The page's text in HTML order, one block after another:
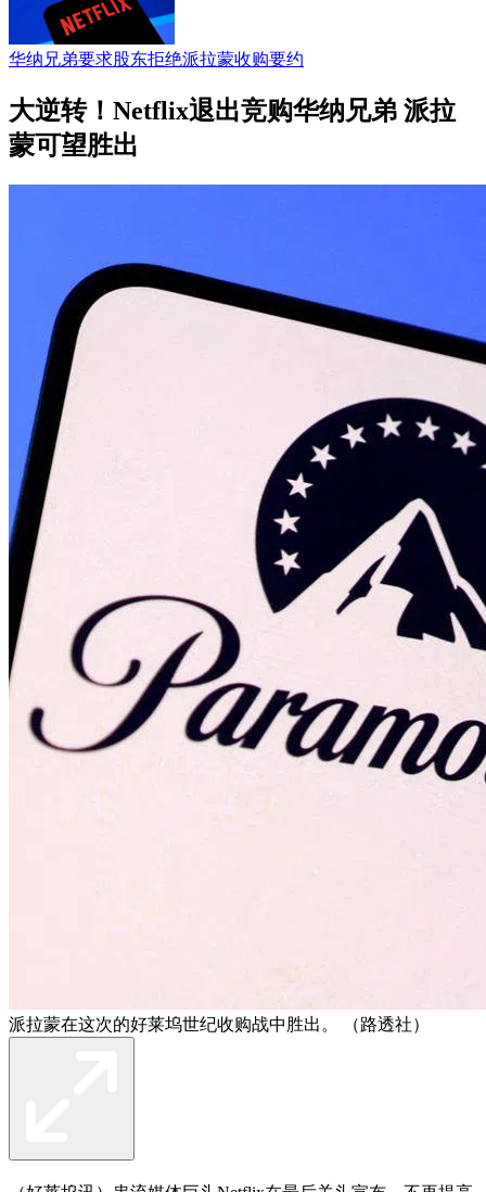
华纳兄弟要求股东拒绝派拉蒙收购要约
大逆转！Netflix退出竞购华纳兄弟 派拉
蒙可望胜出
派拉蒙在这次的好莱坞世纪收购战中胜出。 （路透社）